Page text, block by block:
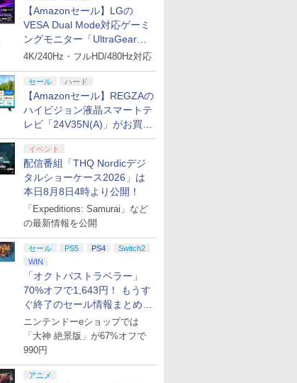
【Amazonセール】LGの
VESA Dual Mode対応ゲーミ
ングモニター「UltraGear
27G850A-B」がお買い得！
4K/240Hz・フルHD/480Hz対応
セール ハード
【Amazonセール】REGZAの
ハイビジョン液晶スマートテ
レビ「24V35N(A)」がお買い
得！
イベント
配信番組「THQ Nordicデジ
タルショーケース2026」は
本日8月8日4時より公開！
「Expeditions: Samurai」など
の最新情報を公開
セール PS5 PS4
Switch2
WIN
「オクトパストラベラー」
70%オフで1,643円！ もうす
ぐ終了のセール情報まとめ
【8月8日更新】
ニンテンドーeショップでは
「大神 絶景版」が67%オフで
990円
アニメ